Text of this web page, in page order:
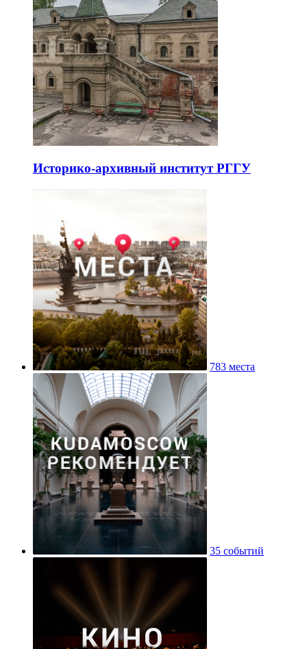
Историко-архивный институт РГГУ
783 места
35 событий